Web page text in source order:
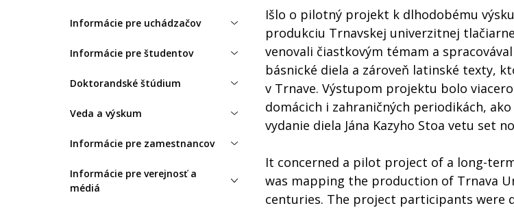
Informácie pre uchádzačov
Informácie pre študentov
Doktorandské štúdium
Veda a výskum
Informácie pre zamestnancov
Informácie pre verejnosť a
médiá
Išlo o pilotný projekt k dlhodobému
produkciu Trnavskej univerzitnej
venovali čiastkovým témam a
básnické diela a zároveň latinské texty,
v Trnave. Výstupom projektu bolo
domácich i zahraničných periodikách,
vydanie diela Jána Kazyho Stoa vetu set
It concerned a pilot project of a long-
was mapping the production of Trnava
centuries. The project participants were